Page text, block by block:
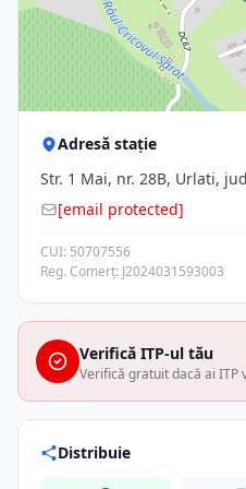
Adresă stație
Str. 1 Mai, nr. 28B, Urlati,
[email protected]
CUI: 50707556
Reg. Comerț: J2024031593003
Verifică ITP-ul tău
Verifică gratuit dacă ai ITP
Distribuie